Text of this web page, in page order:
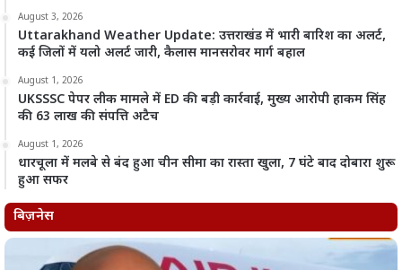
August 3, 2026
Uttarakhand Weather Update: उत्तराखंड में भारी बारिश का अलर्ट,
कई जिलों में यलो अलर्ट जारी, कैलास मानसरोवर मार्ग बहाल
August 1, 2026
UKSSSC पेपर लीक मामले में ED की बड़ी कार्रवाई, मुख्य आरोपी हाकम सिंह
की 63 लाख की संपत्ति अटैच
August 1, 2026
धारचूला में मलबे से बंद हुआ चीन सीमा का रास्ता खुला, 7 घंटे बाद दोबारा शुरू
हुआ सफर
बिज़नेस